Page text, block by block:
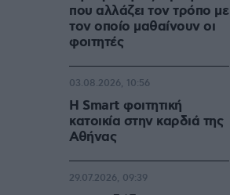
που αλλάζει τον τρόπο με
τον οποίο μαθαίνουν οι
φοιτητές
Η Smart φοιτητική
κατοικία στην καρδιά της
Αθήνας
03.08.2026, 10:56
29.07.2026, 09:39